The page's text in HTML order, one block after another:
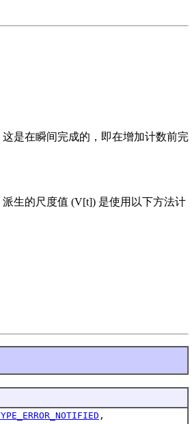
是在瞬间完成的，即在增加计数前完
生的尺度值 (V[t]) 是使用以下方法计
,